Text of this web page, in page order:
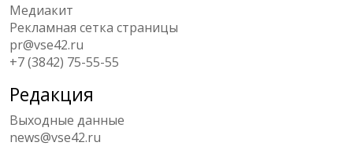
Медиакит
Рекламная сетка страницы
pr@vse42.ru
+7 (3842) 75-55-55
Редакция
Выходные данные
news@vse42.ru